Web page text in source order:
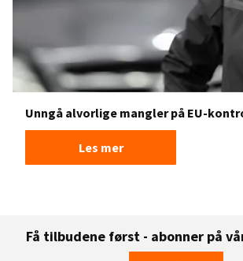
Unngå alvorlige mangler på EU-
Les mer
Få tilbudene først - abonner på